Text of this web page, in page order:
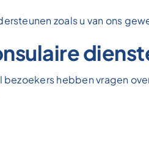
zoals u van ons
hebben vragen